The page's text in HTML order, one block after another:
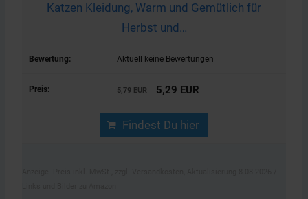
Katzen Kleidung, Warm und Gemütlich für
Herbst und…
Aktuell keine Bewertungen
5,79 EUR 5,29 EUR
Findest Du hier